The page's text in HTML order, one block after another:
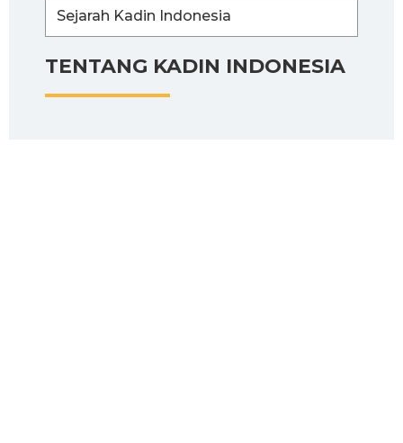
TENTANG KADIN INDONESIA
Sejarah Kadin Indonesia